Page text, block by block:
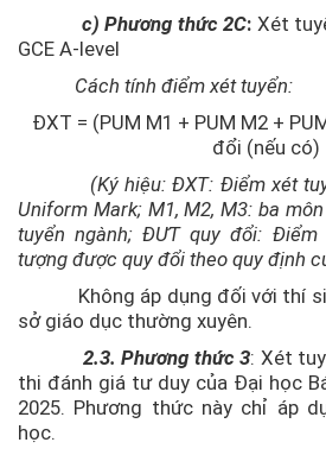
c) Phương thức 2C: Xét
GCE A-level
Cách tính điểm xét tuyển:
ĐXT = (PUM M1 + PUM M2 +
đổi (nếu có)
(Ký hiệu: ĐXT: Điểm xét
Uniform Mark; M1, M2, M3: ba
tuyển ngành; ĐƯT quy đổi:
tượng được quy đổi theo quy định
Không áp dụng đối với thí
sở giáo dục thường xuyên.
2.3. Phương thức 3: Xét
thi đánh giá tư duy của Đại học
2025. Phương thức này chỉ áp
học.